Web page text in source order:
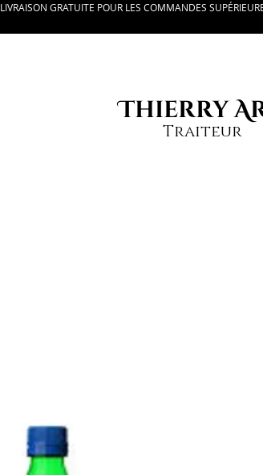
LIVRAISON GRATUITE POUR LES COMMANDES
Thierry
Traiteur